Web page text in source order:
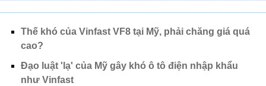
Thế khó của Vinfast VF8 tại Mỹ, phải chăng giá quá
cao?
Đạo luật 'lạ' của Mỹ gây khó ô tô điện nhập khẩu
như Vinfast